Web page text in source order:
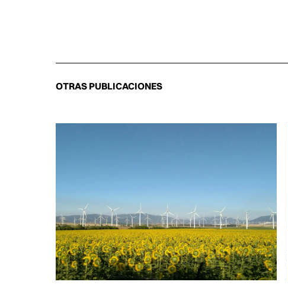
OTRAS PUBLICACIONES